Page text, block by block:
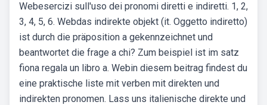
Webesercizi sull'uso dei pronomi diretti e indiretti. 1, 2,
3, 4, 5, 6. Webdas indirekte objekt (it. Oggetto indiretto)
ist durch die präposition a gekennzeichnet und
beantwortet die frage a chi? Zum beispiel ist im satz
fiona regala un libro a. Webin diesem beitrag findest du
eine praktische liste mit verben mit direkten und
indirekten pronomen. Lass uns italienische direkte und